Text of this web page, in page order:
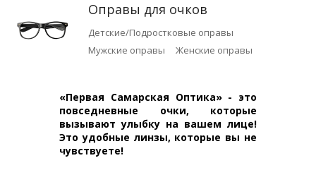
Оправы для очков
Детские/Подростковые оправы
Мужские оправы
Женские оправы
«Первая Самарская Оптика» - это
повседневные очки, которые
вызывают улыбку на вашем лице!
Это удобные линзы, которые вы не
чувствуете!